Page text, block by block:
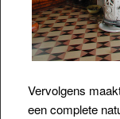
Vervolgens
een complete